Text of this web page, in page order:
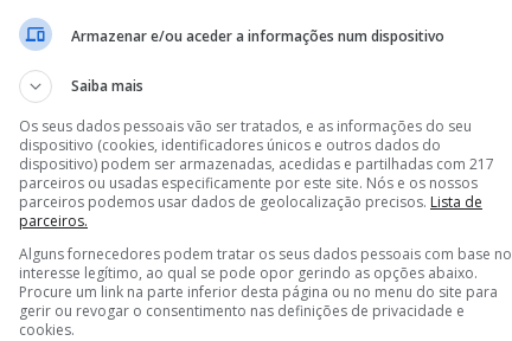
< >
começou por dizer o guarda-redes, em
é suficiente para um clube enorme como o
outro resultado que não seja ganhar e ficar em
da temporada que chega ao fim.
Armazenar e/ou aceder a informações num dispositivo
Saiba mais
Os seus dados pessoais vão ser tratados, e as informações do seu
dispositivo (cookies, identificadores únicos e outros dados do
dispositivo) podem ser armazenadas, acedidas e partilhadas com 217
parceiros ou usadas especificamente por este site. Nós e os nossos
parceiros podemos usar dados de geolocalização precisos. Lista de
parceiros.
Alguns fornecedores podem tratar os seus dados pessoais com base no
interesse legítimo, ao qual se pode opor gerindo as opções abaixo.
Procure um link na parte inferior desta página ou no menu do site para
gerir ou revogar o consentimento nas definições de privacidade e
cookies.